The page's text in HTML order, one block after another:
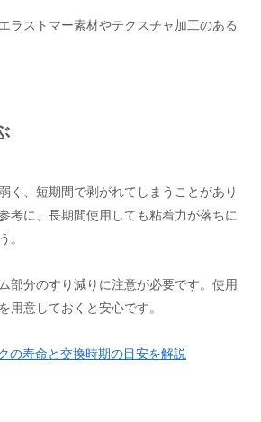
ラストマー素材やテクスチャ加工のある
く、短期間で剥がれてしまうことがあり
考に、長期間使用しても粘着力が落ちに
。
部分のすり減りに注意が必要です。使用
用意しておくと安心です。
の寿命と交換時期の目安を解説